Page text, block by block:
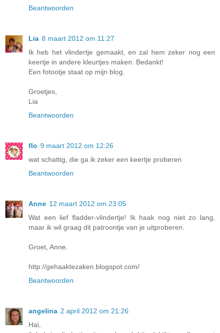
Beantwoorden
Lia 8 maart 2012 om 11:27
Ik heb het vlindertje gemaakt, en zal hem zeker nog een
keertje in andere kleurtjes maken. Bedankt!
Een fotootje staat op mijn blog.
Groetjes,
Lia
Beantwoorden
flo 9 maart 2012 om 12:26
wat schattig, die ga ik zeker een keertje proberen
Beantwoorden
Anne 12 maart 2012 om 23:05
Wat een lief fladder-vlindertje! Ik haak nog niet zo lang,
maar ik wil graag dit patroontje van je uitproberen.
Groet, Anne.
http://gehaaktezaken.blogspot.com/
Beantwoorden
angelina 2 april 2012 om 21:26
Hai,